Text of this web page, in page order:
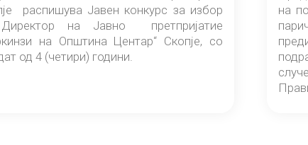
распишува Јавен конкурс за избор
на Јавно претпријатие
на Општина Центар“ Скопје, со
од 4 (четири) години.
Центар-
на